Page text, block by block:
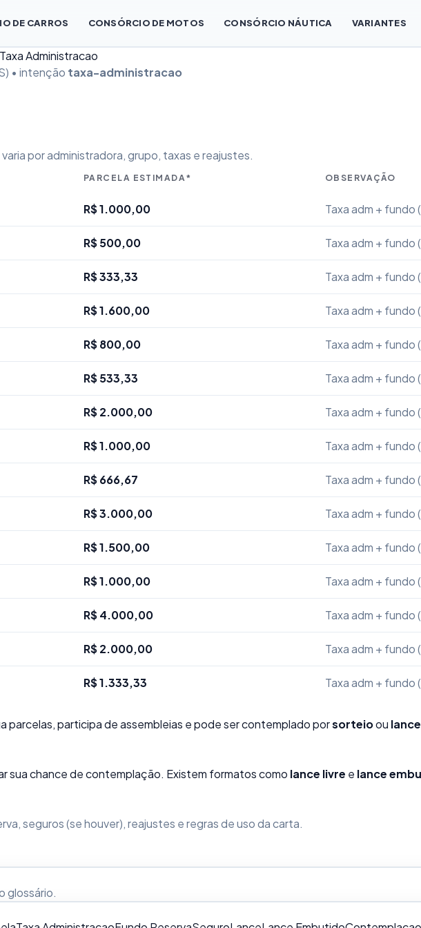
DE CARROS CONSÓRCIO DE MOTOS CONSÓRCIO NÁUTICA VARIANTES
Administracao
• intenção taxa-administracao
por administradora, grupo, taxas e reajustes.
PARCELA ESTIMADA* OBSERVAÇÃO
R$ 1.000,00 Taxa adm + fundo
R$ 500,00 Taxa adm + fundo
R$ 333,33 Taxa adm + fundo
R$ 1.600,00 Taxa adm + fundo
R$ 800,00 Taxa adm + fundo
R$ 533,33 Taxa adm + fundo
R$ 2.000,00 Taxa adm + fundo
R$ 1.000,00 Taxa adm + fundo
R$ 666,67 Taxa adm + fundo
R$ 3.000,00 Taxa adm + fundo
R$ 1.500,00 Taxa adm + fundo
R$ 1.000,00 Taxa adm + fundo
R$ 4.000,00 Taxa adm + fundo
R$ 2.000,00 Taxa adm + fundo
R$ 1.333,33
Taxa adm + fundo
parcelas, participa de assembleias e pode ser contemplado porsorteioou lance
sua chance de contemplação. Existem formatos como lance livre e lance
seguros (se houver), reajustes e regras de uso da carta.
glossário.